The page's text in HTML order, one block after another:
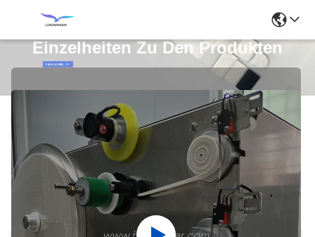
Einzelheiten Zu Den Produkten